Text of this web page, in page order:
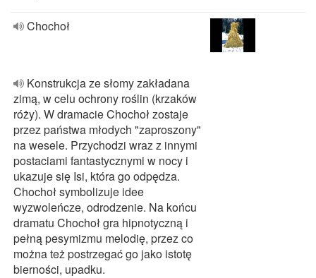
Chochoł
Konstrukcja ze słomy zakładana
zimą, w celu ochrony roślin (krzaków
róży). W dramacie Chochoł zostaje
przez państwa młodych "zaproszony"
na wesele. Przychodzi wraz z innymi
postaciami fantastycznymi w nocy i
ukazuje się Isi, która go odpędza.
Chochoł symbolizuje idee
wyzwoleńcze, odrodzenie. Na końcu
dramatu Chochoł gra hipnotyczną i
pełną pesymizmu melodię, przez co
można też postrzegać go jako istotę
bierności, upadku.